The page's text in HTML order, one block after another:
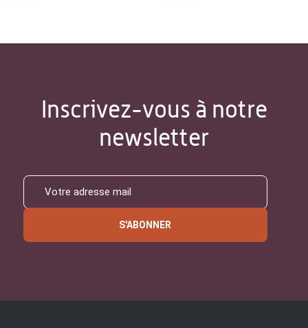
Inscrivez-vous à notre
newsletter
S'ABONNER